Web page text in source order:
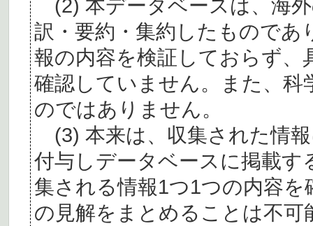
(2) 本データベースは、海
訳・要約・集約したものであ
報の内容を検証しておらず、
確認していません。また、
のではありません。
(3) 本来は、収集された情
付与しデータベースに掲載
集される情報1つ1つの内容
の見解をまとめることは不